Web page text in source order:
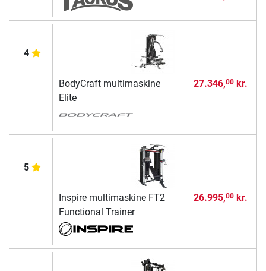
4
BodyCraft multimaskine
Elite
27.346,00kr.
5
Inspire multimaskine FT2
Functional Trainer
26.995,00kr.